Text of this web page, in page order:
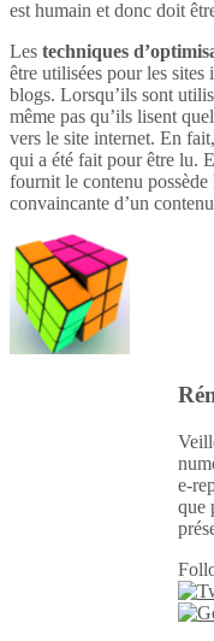
est humain et donc doit
Les techniques
être utilisées pour les
blogs. Lorsqu’ils sont
même pas qu’ils lisent
vers le site internet. En
qui a été fait pour être lu.
fournit le contenu possède
convaincante d’un
e-
que